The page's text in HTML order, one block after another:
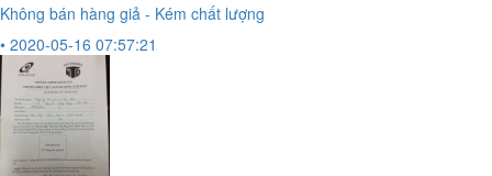
Không bán hàng giả - Kém chất lượng
• 2020-05-16 07:57:21